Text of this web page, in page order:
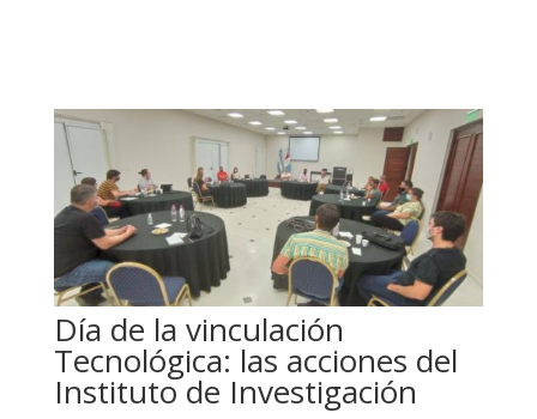
Día de la vinculación
Tecnológica: las acciones del
Instituto de Investigación